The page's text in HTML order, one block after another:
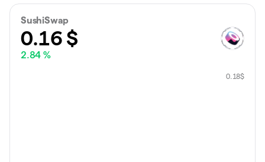
SushiSwap
0.16 $
2.84 %
0.18$